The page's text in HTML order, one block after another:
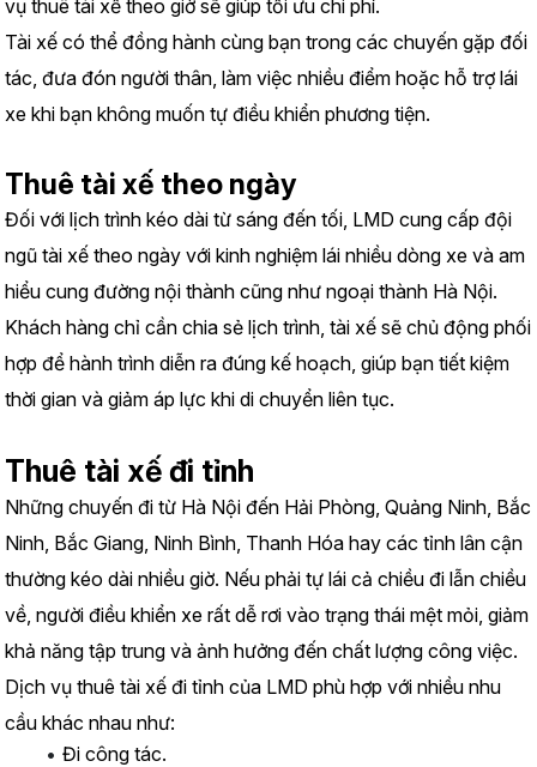
vụ thuê tài xế theo giờ sẽ giúp tối ưu chi phí.
Tài xế có thể đồng hành cùng bạn trong các chuyến gặp đối
tác, đưa đón người thân, làm việc nhiều điểm hoặc hỗ trợ lái
xe khi bạn không muốn tự điều khiển phương tiện.
Thuê tài xế theo ngày
Đối với lịch trình kéo dài từ sáng đến tối, LMD cung cấp đội
ngũ tài xế theo ngày với kinh nghiệm lái nhiều dòng xe và am
hiểu cung đường nội thành cũng như ngoại thành Hà Nội.
Khách hàng chỉ cần chia sẻ lịch trình, tài xế sẽ chủ động phối
hợp để hành trình diễn ra đúng kế hoạch, giúp bạn tiết kiệm
thời gian và giảm áp lực khi di chuyển liên tục.
Thuê tài xế đi tỉnh
Những chuyến đi từ Hà Nội đến Hải Phòng, Quảng Ninh, Bắc
Ninh, Bắc Giang, Ninh Bình, Thanh Hóa hay các tỉnh lân cận
thường kéo dài nhiều giờ. Nếu phải tự lái cả chiều đi lẫn chiều
về, người điều khiển xe rất dễ rơi vào trạng thái mệt mỏi, giảm
khả năng tập trung và ảnh hưởng đến chất lượng công việc.
Dịch vụ thuê tài xế đi tỉnh của LMD phù hợp với nhiều nhu
cầu khác nhau như:
Đi công tác.